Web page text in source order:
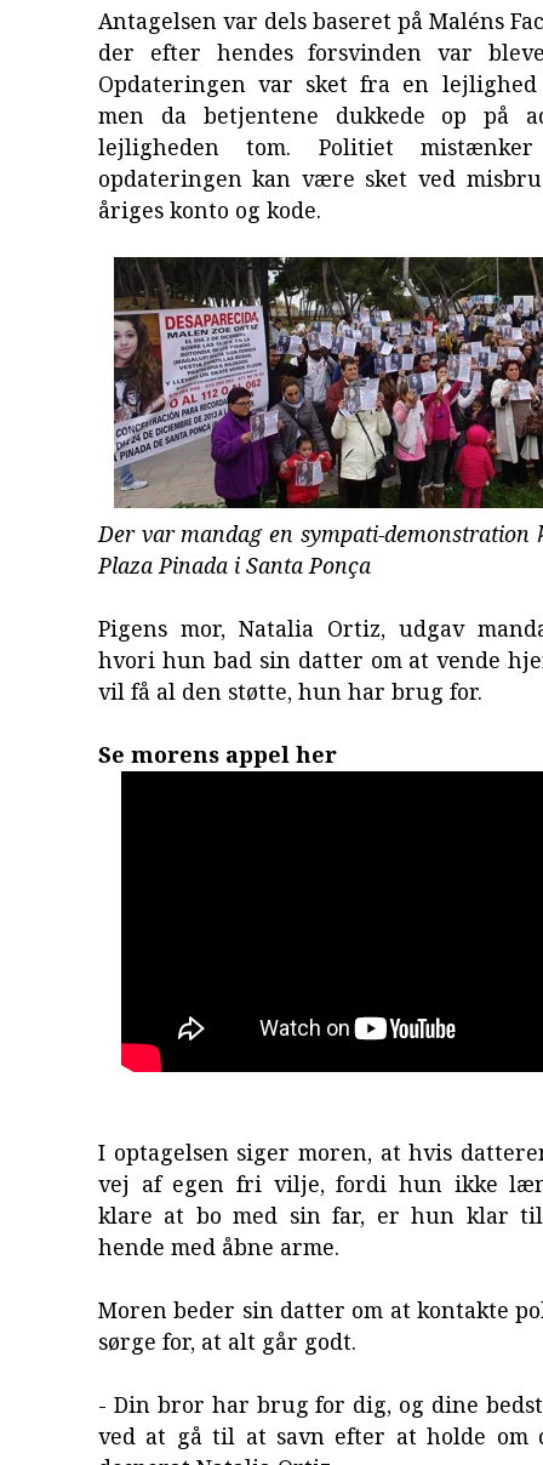
Antagelsen var dels baseret på Maléns
der efter hendes forsvinden var
Opdateringen var sket fra en
men da betjentene dukkede op på
lejligheden tom. Politiet
opdateringen kan være sket ved
åriges konto og kode.
Der var mandag en sympati-demonstration
Plaza Pinada i Santa Ponça
Pigens mor, Natalia Ortiz, udgav
hvori hun bad sin datter om at vende
vil få al den støtte, hun har brug for.
Se morens appel her
I optagelsen siger moren, at hvis
vej af egen fri vilje, fordi hun ikke
klare at bo med sin far, er hun klar
hende med åbne arme.
Moren beder sin datter om at kontakte
sørge for, at alt går godt.
- Din bror har brug for dig, og dine
ved at gå til at savn efter at holde om